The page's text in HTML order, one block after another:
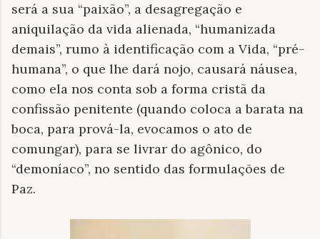
será a sua “paixão”, a desagregação e
aniquilação da vida alienada, “humanizada
demais”, rumo à identificação com a Vida, “pré-
humana”, o que lhe dará nojo, causará náusea,
como ela nos conta sob a forma cristã da
confissão penitente (quando coloca a barata na
boca, para prová-la, evocamos o ato de
comungar), para se livrar do agônico, do
“demoníaco”, no sentido das formulações de
Paz.